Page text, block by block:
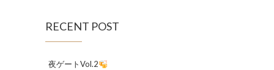
RECENT POST
夜ゲートVol.2